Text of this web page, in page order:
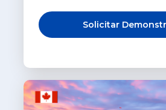
Solicitar